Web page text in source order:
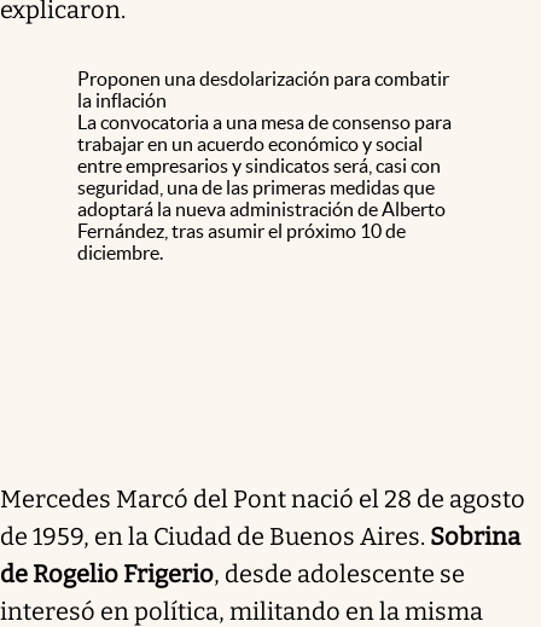
explicaron.
Proponen una desdolarización para combatir
la inflación
La convocatoria a una mesa de consenso para
trabajar en un acuerdo económico y social
entre empresarios y sindicatos será, casi con
seguridad, una de las primeras medidas que
adoptará la nueva administración de Alberto
Fernández, tras asumir el próximo 10 de
diciembre.
Mercedes Marcó del Pont nació el 28 de agosto
de 1959, en la Ciudad de Buenos Aires. Sobrina
de Rogelio Frigerio, desde adolescente se
interesó en política, militando en la misma